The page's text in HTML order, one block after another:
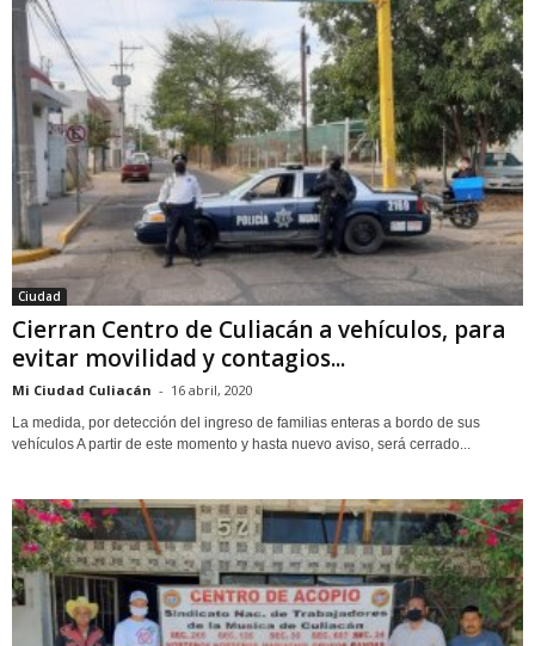
Ciudad
Cierran Centro de Culiacán a vehículos, para
evitar movilidad y contagios...
Mi Ciudad Culiacán - 16 abril, 2020
La medida, por detección del ingreso de familias enteras a bordo de sus
vehículos A partir de este momento y hasta nuevo aviso, será cerrado...